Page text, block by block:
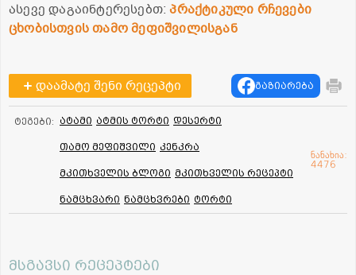
ასევე დაგაინტერესებთ:პრაქტიკული რჩევები
ცხობისთვის თამო მეფიშვილისგან
დაამატე შენი რეცეპტი გაზიარება
ტეგები: ატამი ატმის ტორტი დესერტი
თამო მეფიშვილი კენკრა
მკითხველის ბლოგი მკითხველის რეცეპტი
ნამცხვარი ნამცხვრები ტორტი
ნანახია:
4476
მსგავსი რეცეპტები